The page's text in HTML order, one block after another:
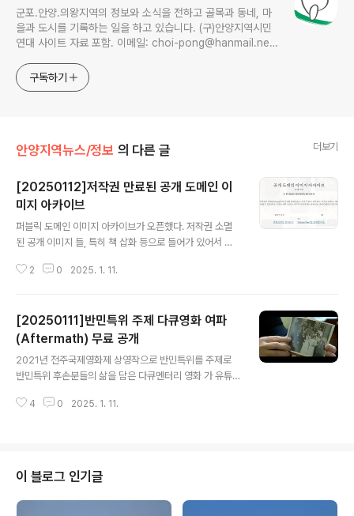
군포.안양.의왕지역의 정보와 소식을 전하고 골목과 동네, 마
을과 도시를 기록하는 일을 하고 있습니다. (구)안양지역시민
연대 사이트 자료 포함. 이메일: choi-pong@hanmail.net
구독하기
안양지역뉴스/정보 의 다른 글 더보기
[20250112]저작권 만료된 공개 도메인 이
미지 아카이브
퍼블릭 도메인 이미지 아카이브가 오픈했다. 저작권 소멸
된 공개 이미지 들, 특히 책 삽화 등으로 들어가 있어서 쉽
다. 공개 도메인 이미지 아카이브(https://pdimagearch
orks, free for all to browse, download, and reus
e. This is a living database with new images add
ed every week.pdimagearchive.org 활용 가능한
공개 이미지를 모은 것도 좋지만, 가급적 큰 사이즈의 이미
지를 제공하는..
2 0 2025. 1. 11.
[20250111]반민특위 주제 다큐영화 여파
(Aftermath) 무료 공개
2021년 전주국제영화제 상영작으로 반민특위를 주제로
반민특위 후손분들의 삶을 담은 다큐멘터리 영화 가 유튜
방송영상과 교수) 유튜브 영화 보기(https://youtu.be/z-
njok.or.kr/archives/120541 다큐영화 여파(Afterma
th) – 김진혁 교수의 반민특위 이야기성큼 들어선 봄날, 4
월 9일(금) 오후에 김진혁 한국예술종합학교(한예종) 교수
4 0 2025. 1. 11.
이 블로그 인기글